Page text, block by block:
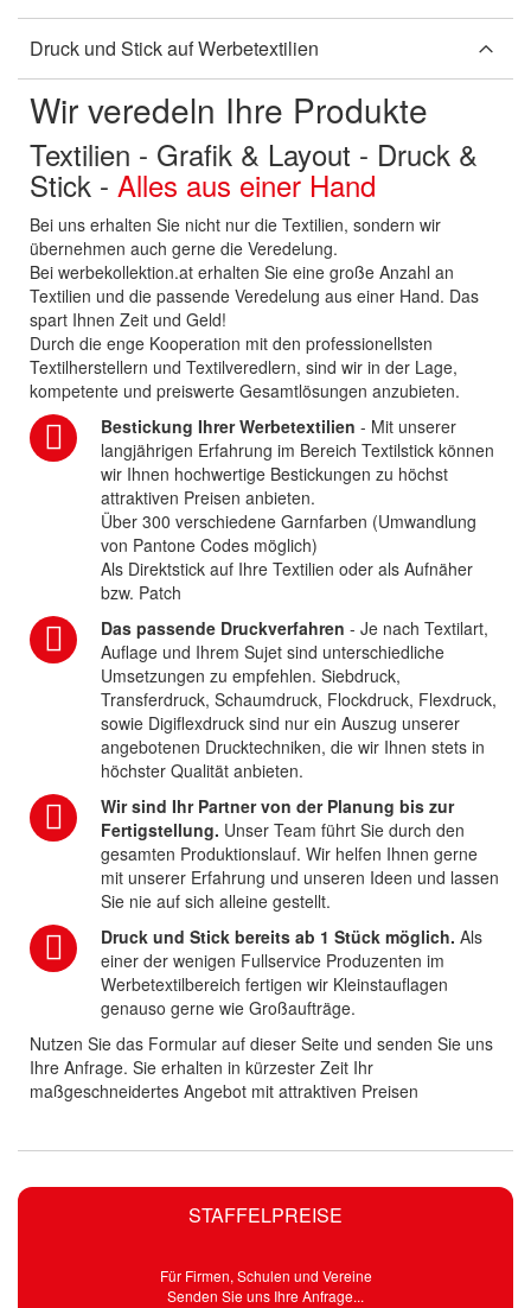
STAFFELPREISE
Für Firmen, Schulen und Vereine
Senden Sie uns Ihre Anfrage...
Druck und Stick auf Werbetextilien
Wir veredeln Ihre Produkte
Textilien - Grafik & Layout - Druck &
Stick - Alles aus einer Hand
Bei uns erhalten Sie nicht nur die Textilien, sondern wir
übernehmen auch gerne die Veredelung.
Bei werbekollektion.at erhalten Sie eine große Anzahl an
Textilien und die passende Veredelung aus einer Hand. Das
spart Ihnen Zeit und Geld!
Durch die enge Kooperation mit den professionellsten
Textilherstellern und Textilveredlern, sind wir in der Lage,
kompetente und preiswerte Gesamtlösungen anzubieten.
Bestickung Ihrer Werbetextilien - Mit unserer
langjährigen Erfahrung im Bereich Textilstick können
wir Ihnen hochwertige Bestickungen zu höchst
attraktiven Preisen anbieten.
Über 300 verschiedene Garnfarben (Umwandlung
von Pantone Codes möglich)
Als Direktstick auf Ihre Textilien oder als Aufnäher
bzw. Patch
Das passende Druckverfahren - Je nach Textilart,
Auflage und Ihrem Sujet sind unterschiedliche
Umsetzungen zu empfehlen. Siebdruck,
Transferdruck, Schaumdruck, Flockdruck, Flexdruck,
sowie Digiflexdruck sind nur ein Auszug unserer
angebotenen Drucktechniken, die wir Ihnen stets in
höchster Qualität anbieten.
Wir sind Ihr Partner von der Planung bis zur
Fertigstellung. Unser Team führt Sie durch den
gesamten Produktionslauf. Wir helfen Ihnen gerne
mit unserer Erfahrung und unseren Ideen und lassen
Sie nie auf sich alleine gestellt.
Druck und Stick bereits ab 1 Stück möglich. Als
einer der wenigen Fullservice Produzenten im
Werbetextilbereich fertigen wir Kleinstauflagen
genauso gerne wie Großaufträge.
Nutzen Sie das Formular auf dieser Seite und senden Sie uns
Ihre Anfrage. Sie erhalten in kürzester Zeit Ihr
maßgeschneidertes Angebot mit attraktiven Preisen